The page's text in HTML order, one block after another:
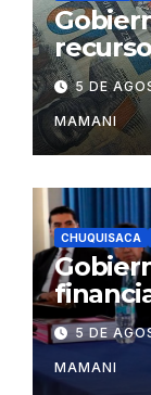
5 DE
MAMANI
CHUQUISACA
5 DE
MAMANI